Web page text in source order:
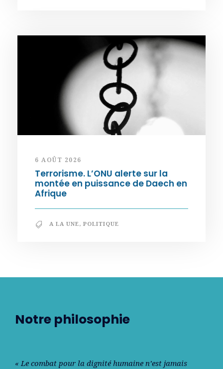
6 AOÛT 2026
Terrorisme. L’ONU alerte sur la
montée en puissance de Daech en
Afrique
A LA UNE, POLITIQUE
Notre philosophie
« Le combat pour la dignité humaine n’est jamais